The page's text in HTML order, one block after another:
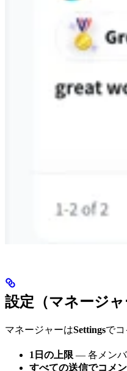
設定（マネージャ
マネージャーはSettingsでコ
1日の上限 — 各メンバ
すべての送信でコメ